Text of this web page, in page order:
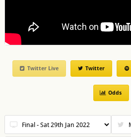
Twitter Live Twitter
Odds